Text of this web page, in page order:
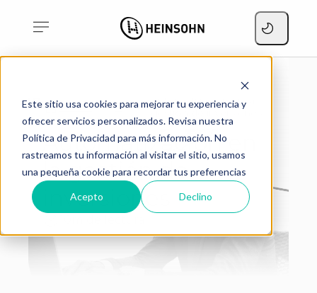
Este sitio usa cookies para mejorar tu experiencia y
ofrecer servicios personalizados. Revisa nuestra
Política de Privacidad para más información. No
rastreamos tu información al visitar el sitio, usamos
una pequeña cookie para recordar tus preferencias
Acepto Declino
Home Blog
Automatización en la
gestión de inversiones
Automatización en
la gestión de
inversiones